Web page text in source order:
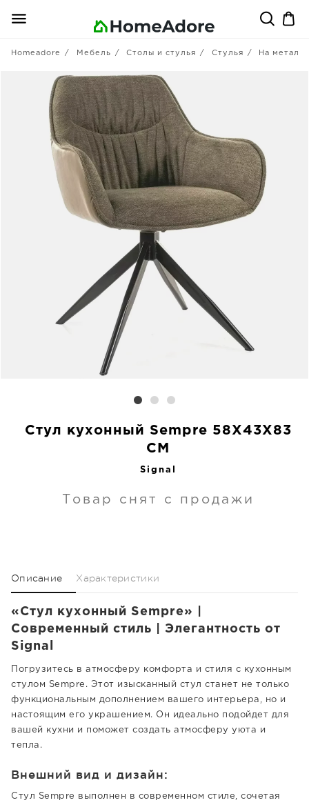
Homeadore Мебель Столы и стулья Стулья На
Стул кухонный Sempre 58X43X83
CM
Signal
Товар снят с продажи
Описание Характеристики
«Стул кухонный Sempre» |
Современный стиль | Элегантность от
Signal
Погрузитесь в атмосферу комфорта и стиля с кухонным
стулом Sempre. Этот изысканный стул станет не только
функциональным дополнением вашего интерьера, но и
настоящим его украшением. Он идеально подойдет для
вашей кухни и поможет создать атмосферу уюта и
тепла.
Внешний вид и дизайн:
Стул Sempre выполнен в современном стиле, сочетая